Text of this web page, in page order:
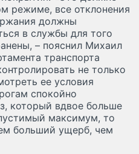
режиме, все отклонения
должны
в службы для того
– пояснил Михаил
транспорта
не только
ее условия
спокойно
который вдвое больше
максимум, то
больший ущерб, чем